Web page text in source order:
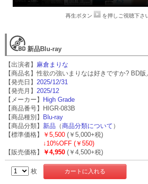
再生ボタン を押しご視聴下さ
新品Blu-ray
【出演者】 麻倉まりな
【商品名】性欲の強いまりなは好きですか? BD
【発売日】 2025/12/31
【発売月】 2025/12
【メーカー】 High Grade
【商品番号】HIGR-083B
【商品種別】 Blu-ray
【商品分類】 新品 （商品分類について ）
【標準価格】
￥5,500 (￥5,000+税)
↓ 10%OFF (￥550)
【販売価格】
￥4,950 (￥4,500+税)
枚